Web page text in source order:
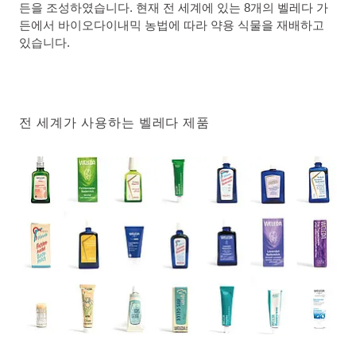
든을 조성하였습니다. 현재 전 세계에 있는 8개의 벨레다 가
든에서 바이오다이내믹 농법에 따라 약용 식물을 재배하고
있습니다.
전 세계가 사용하는 벨레다 제품